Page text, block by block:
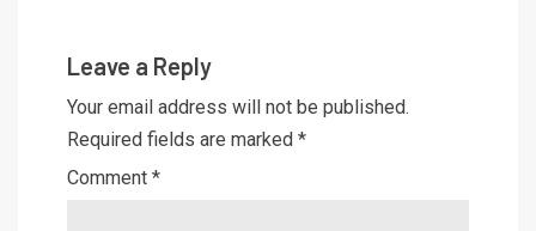
Leave a Reply
Your email address will not be published.
Required fields are marked *
Comment *